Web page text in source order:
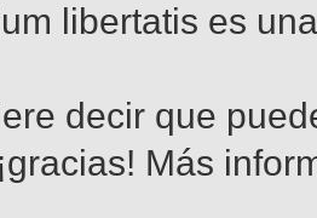
libertatis es
decir que
Más